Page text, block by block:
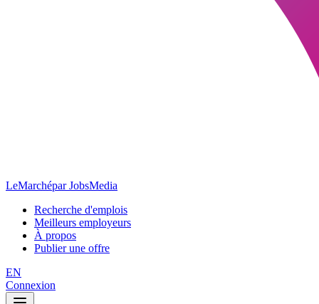
LeMarchépar JobsMedia
Recherche d'emplois
Meilleurs employeurs
À propos
Publier une offre
EN
Connexion